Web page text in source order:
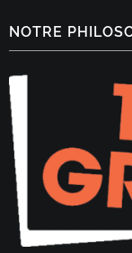
NOTRE